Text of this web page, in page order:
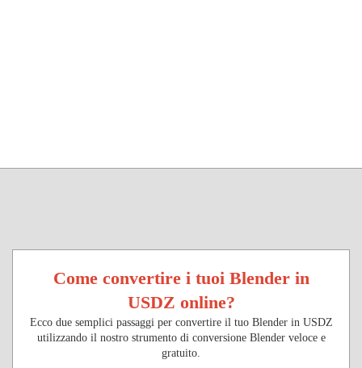
Come convertire i tuoi Blender in
USDZ online?
Ecco due semplici passaggi per convertire il tuo Blender in USDZ
utilizzando il nostro strumento di conversione Blender veloce e
gratuito.